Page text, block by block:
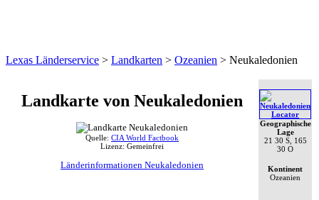
Lexas Länderservice > Landkarten > Ozeanien > Neukaledonien
Landkarte von Neukaledonien
Quelle: CIA World Factbook
Lizenz: Gemeinfrei
Länderinformationen Neukaledonien
Geographische
Lage
21 30 S, 165
30 O
Kontinent
Ozeanien